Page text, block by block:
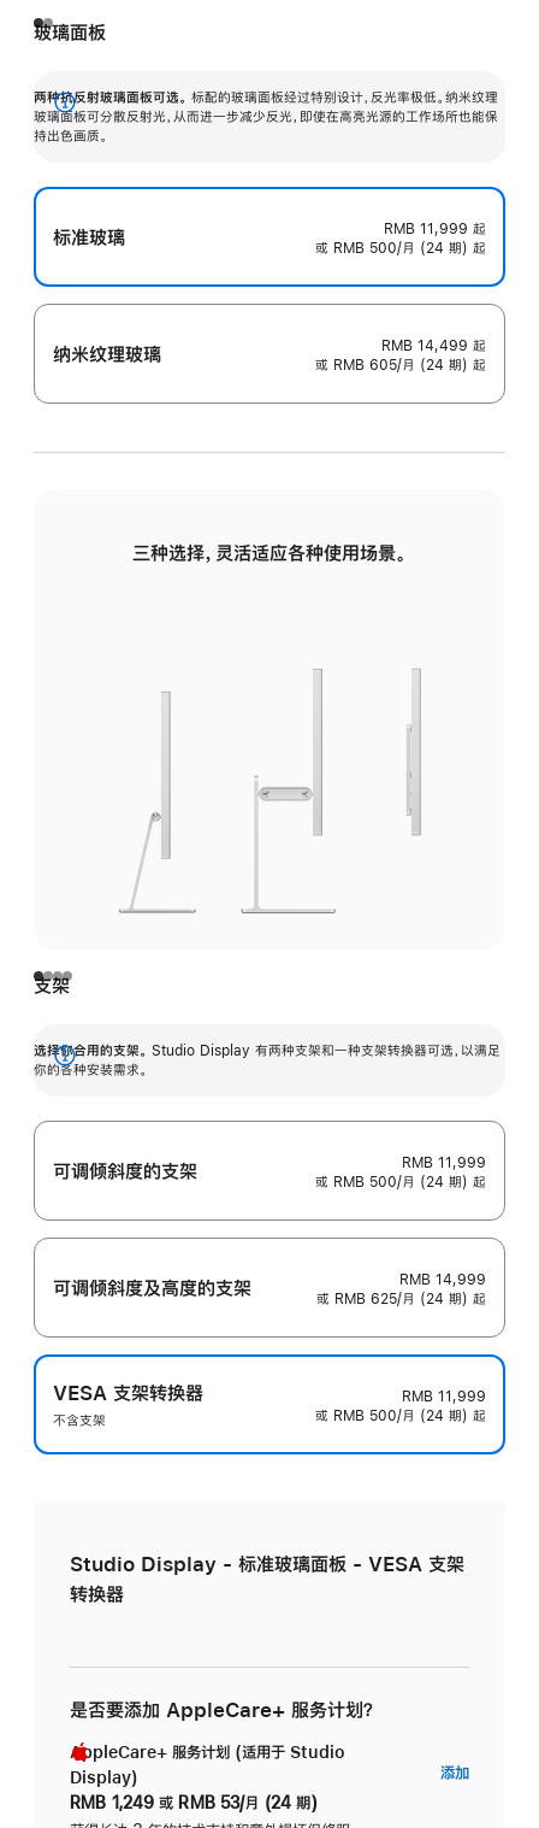
玻璃面板
两种抗反射玻璃面板可选。 标配的玻璃面板经过特别设计，反光率极低。纳米纹理
玻璃面板可分散反射光，从而进一步减少反光，即使在高亮光源的工作场所也能保
持出色画质。
展
开
标准玻璃 RMB 11,999 起
或 RMB 500/月 (24 期) 起
纳米纹理玻璃 RMB 14,499 起
或 RMB 605/月 (24 期) 起
三种选择，灵活适应各种使用场景。
支架
选择你合用的支架。 Studio Display 有两种支架和一种支架转换器可选，以满足
你的各种安装需求。
展
可调倾斜度的支架
RMB 11,999
或 RMB 500/月 (24 期) 起
可调倾斜度及高‍度的支‍架
RMB 14,999
或 RMB 625/月 (24 期) 起
VESA 支架转换器
不含支架
RMB 11,999
或 RMB 500/月 (24 期) 起
Studio Display - 标准玻璃面板 - VESA 支架
转换器
是否要添加 AppleCare+ 服务计划？
AppleCare+ 服务计划 (适用于 Studio
Display)
RMB 1,249 或 RMB 53/月 (24 期)
添加